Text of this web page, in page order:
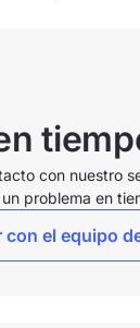
con nuestro
problema en
con el equipo